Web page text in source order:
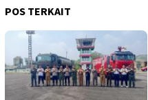
POS TERKAIT